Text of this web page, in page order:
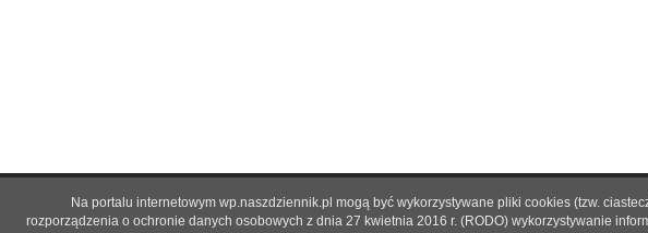
O
Na portalu internetowym wp.naszdziennik.pl mogą być wykorzystywane pliki cookies (tzw.
rozporządzenia o ochronie danych osobowych z dnia 27 kwietnia 2016 r. (RODO) wykorzystywanie